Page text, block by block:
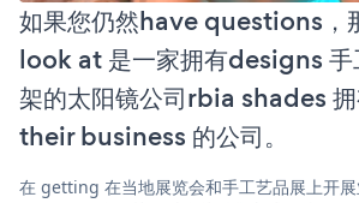
如果您仍然have questions，
look at 是一家拥有designs 手
架的太阳镜公司rbia shades
their business 的公司。
在 getting 在当地展览会和手工艺品展上开